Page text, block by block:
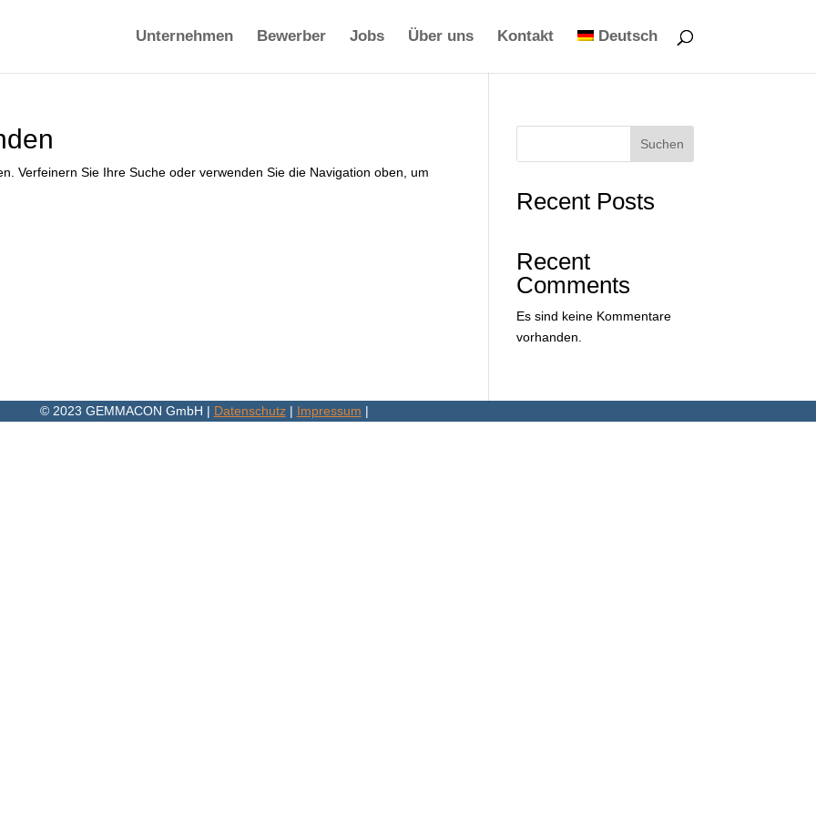
Unternehmen Bewerber Jobs Über uns Kontakt Deutsch
Verfeinern Sie Ihre Suche oder verwenden Sie die Navigation oben, um
Suchen
Recent Posts
Recent
Comments
Es sind keine Kommentare
vorhanden.
© 2023 GEMMACON GmbH | Datenschutz| Impressum |